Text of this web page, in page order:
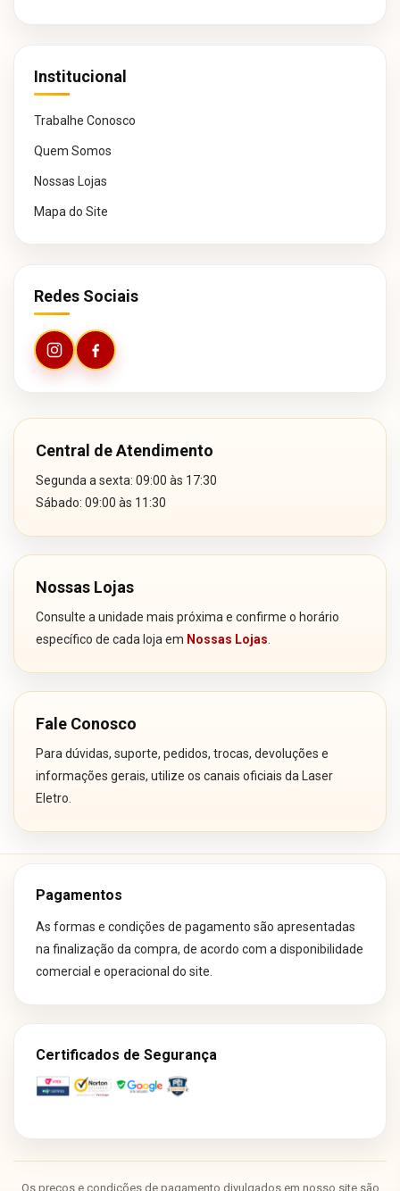
Institucional
Trabalhe Conosco
Quem Somos
Nossas Lojas
Mapa do Site
Redes Sociais
Central de Atendimento
Segunda a sexta: 09:00 às 17:30
Sábado: 09:00 às 11:30
Nossas Lojas
Consulte a unidade mais próxima e confirme o horário
específico de cada loja em Nossas Lojas
Fale Conosco
Para dúvidas, suporte, pedidos, trocas, devoluções e
informações gerais, utilize os canais oficiais da Laser
Eletro.
Pagamentos
As formas e condições de pagamento são apresentadas
na finalização da compra, de acordo com a disponibilidade
comercial e operacional do site.
Certificados de Segurança
Os preços e condições de pagamento divulgados em nosso site são